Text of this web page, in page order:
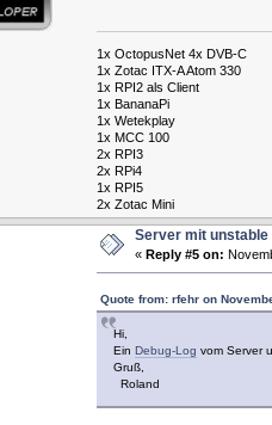
1x OctopusNet 4x DVB-C
1x Zotac ITX-A Atom 330
1x RPI2 als Client
1x BananaPi
1x Wetekplay
1x MCC 100
2x RPI3
2x RPi4
1x RPI5
2x Zotac Mini
Server mit unstable
« Reply #5 on:
Quote from: rfehr on
Hi,
Ein Debug-Log vom Server
Gruß,
Roland